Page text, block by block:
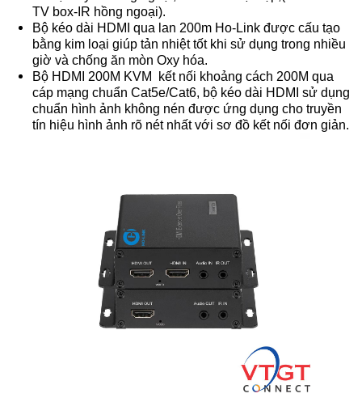
TV box-IR hồng ngoại).
Bộ kéo dài HDMI qua lan 200m Ho-Link được cấu tạo
bằng kim loại giúp tản nhiệt tốt khi sử dụng trong nhiều
giờ và chống ăn mòn Oxy hóa.
Bộ HDMI 200M KVM kết nối khoảng cách 200M qua
cáp mạng chuẩn Cat5e/Cat6, bộ kéo dài HDMI sử dụng
chuẩn hình ảnh không nén được ứng dụng cho truyền
tín hiệu hình ảnh rõ nét nhất với sơ đồ kết nối đơn giản.